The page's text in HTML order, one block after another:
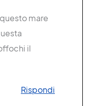
mare
il
Rispondi